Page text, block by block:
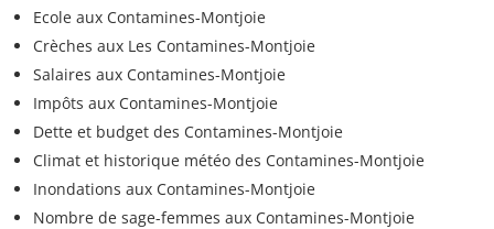
Ecole aux Contamines-Montjoie
Crèches aux Les Contamines-Montjoie
Salaires aux Contamines-Montjoie
Impôts aux Contamines-Montjoie
Dette et budget des Contamines-Montjoie
Climat et historique météo des Contamines-Montjoie
Inondations aux Contamines-Montjoie
Nombre de sage-femmes aux Contamines-Montjoie